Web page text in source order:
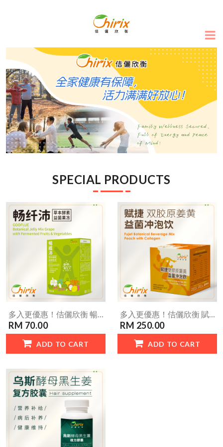
SPECIAL PRODUCTS
多入更優惠！佶儷欣衡 暢纖沛草本酵素益菌果凍(10包/盒) 益生菌 益生質 後生元 多益三胞胎 幫您拒絶一肚子大便 佳節聚餐團聚最佳良伴
RM 70.00
ADD TO CART
多入更優惠！佶儷欣衡 賦捷雙膠原薑黃益菌沖泡飲(20包/盒) 保護關鍵行動力 行動不卡卡 追趕跑跳碰隨你行
RM 250.00
ADD TO CART